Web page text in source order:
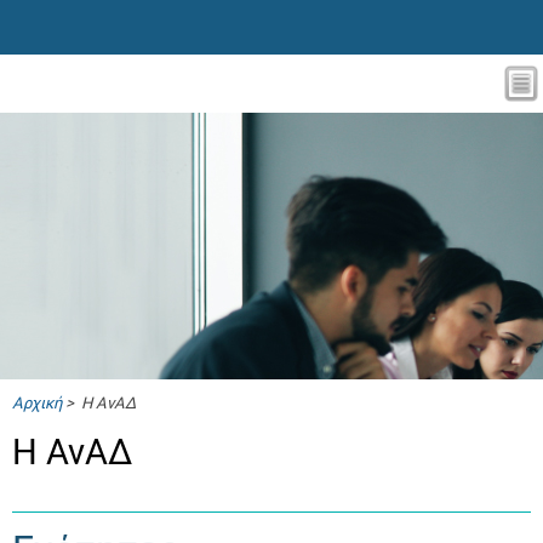
Αρχική> Η ΑνΑΔ
Η ΑνΑΔ